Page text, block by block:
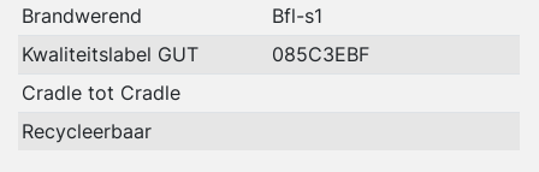
Brandwerend
Bfl-s1
Kwaliteitslabel GUT
085C3EBF
Cradle tot Cradle
Recycleerbaar